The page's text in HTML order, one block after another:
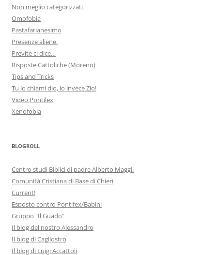
Non meglio categorizzati
Omofobia
Pastafarianesimo
Presenze aliene.
Previte ci dice…
Risposte Cattoliche (Moreno)
Tips and Tricks
Tu lo chiami dio, io invece Zio!
Video Pontilex
Xenofobia
BLOGROLL
Centro studi Biblici di padre Alberto Maggi.
Comunità Cristiana di Base di Chieri
Current!
Esposto contro Pontifex/Babini
Gruppo "Il Guado"
Il blog del nostro Alessandro
Il blog di Cagliostro
Il blog di Luigi Accattoli